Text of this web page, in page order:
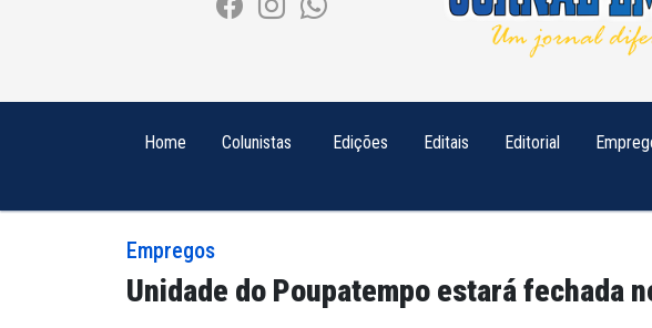
Home Colunistas Edições Editais Editorial
Empregos
Unidade do Poupatempo estará fechada